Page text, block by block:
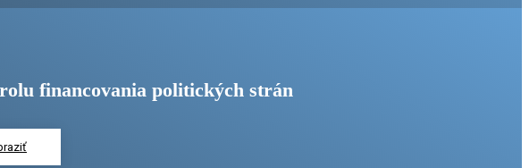
financovania politických strán